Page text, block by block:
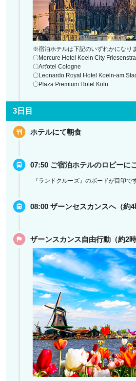
※宿泊ホテルは下記のいずれかになり
〇Mercure Hotel Koeln City
〇Art'otel Cologne
〇Leonardo Royal Hotel Koeln-am
〇Plaza Premium Hotel Koln
3日目
ホテルにて朝食
07:50 ご宿泊ホテルのロビーに
『ランドクルーズ』のボードが目印で
08:00 ザーンセスカンスへ（約4
ザーンスカンス自由行動（約2時